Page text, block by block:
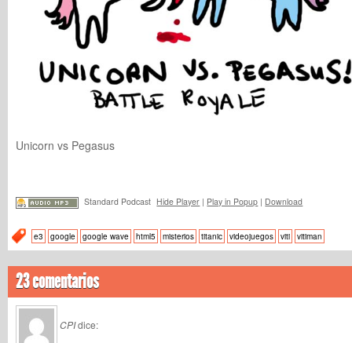
Unicorn vs Pegasus
Standard Podcast Hide Player | Play in Popup | Download
e3 google google wave html5 misterios titanic videojuegos viti vitiman
23 comentarios
CPIdice: